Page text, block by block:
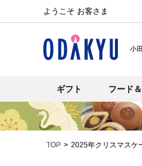
ようこそ お客さま
小
ギフト フード
TOP 2025年クリスマスケ